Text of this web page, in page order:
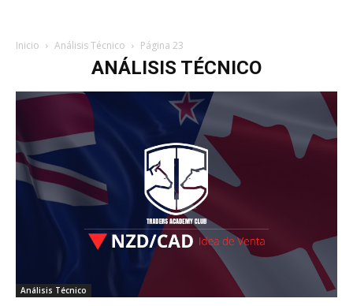
Inicio Análisis Técnico Página 23
ANÁLISIS TÉCNICO
Análisis Técnico